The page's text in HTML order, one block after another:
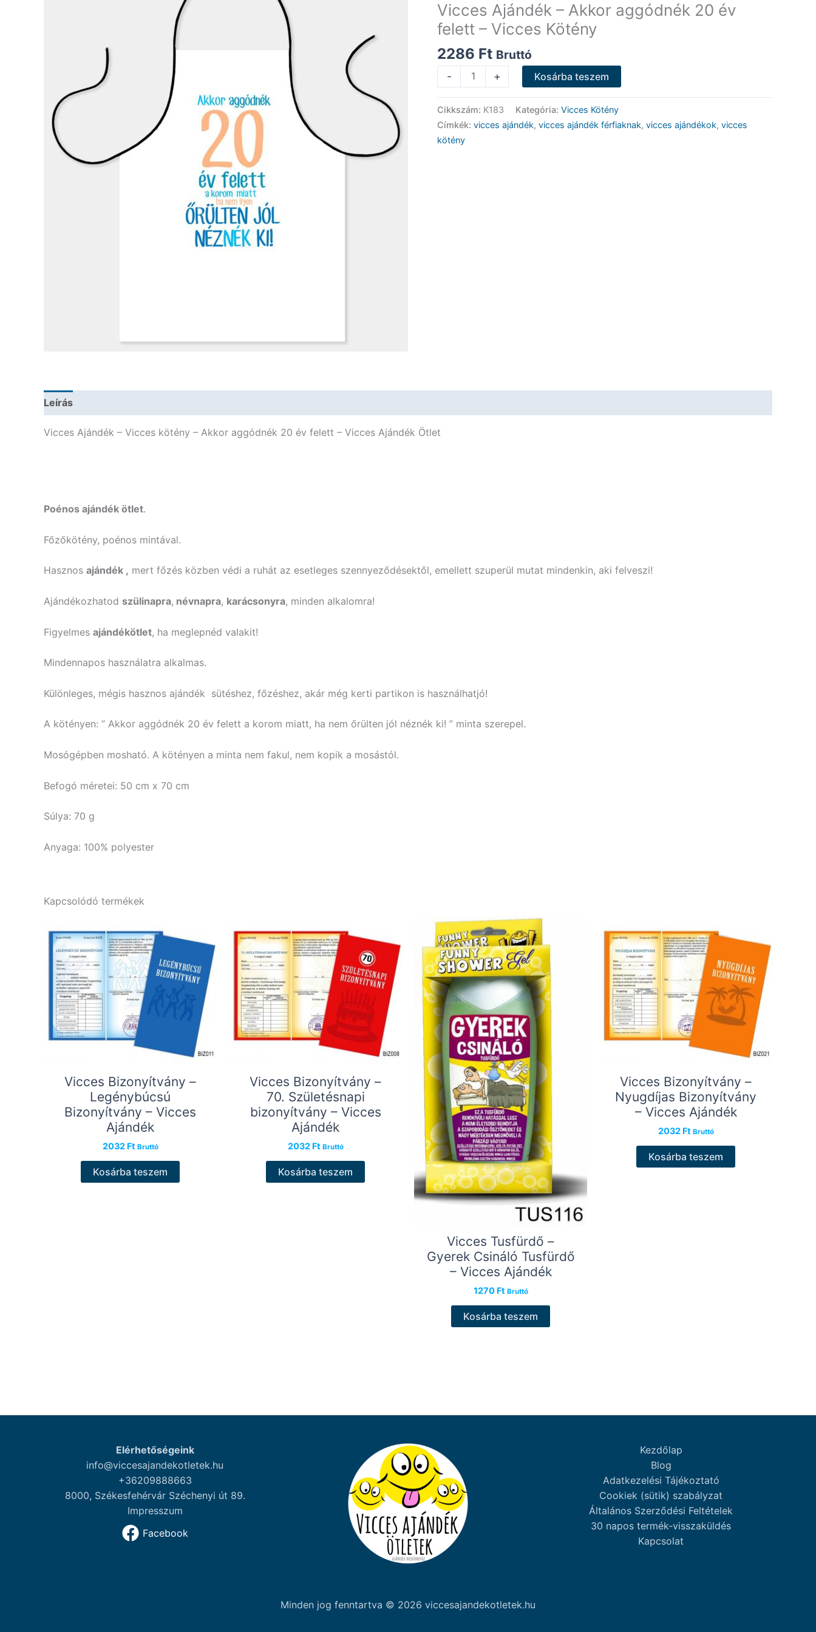
Vicces Ajándék – Akkor aggódnék 20 év
felett – Vicces Kötény
2286 Ft Bruttó
-
Ajándék
20
+ Kosárba teszem
Cikkszám: K183 Kategória: Vicces Kötény
Címkék: vicces ajándék, vicces ajándék férfiaknak, vicces ajándékok, vicces
kötény
Leírás
Vicces Ajándék – Vicces kötény – Akkor aggódnék 20 év felett – Vicces Ajándék Ötlet
Poénos ajándék ötlet.
Főzőkötény, poénos mintával.
Hasznos ajándék , mert főzés közben védi a ruhát az esetleges szennyeződésektől, emellett szuperül mutat mindenkin, aki felveszi!
Ajándékozhatod szülinapra, névnapra, karácsonyra, minden alkalomra!
Figyelmes ajándékötlet, ha meglepnéd valakit!
Mindennapos használatra alkalmas.
Különleges, mégis hasznos ajándék sütéshez, főzéshez, akár még kerti partikon is használhatjó!
A kötényen: ” Akkor aggódnék 20 év felett a korom miatt, ha nem őrülten jól néznék ki! ” minta szerepel.
Mosógépben mosható. A kötényen a minta nem fakul, nem kopik a mosástól.
Befogó méretei: 50 cm x 70 cm
Súlya: 70 g
Anyaga: 100% polyester
Kapcsolódó termékek
Vicces Bizonyítvány –
Legénybúcsú
Bizonyítvány – Vicces
Ajándék
2032 Ft Bruttó
Kosárba teszem
Vicces Bizonyítvány –
70. Születésnapi
bizonyítvány – Vicces
Ajándék
2032 Ft Bruttó
Kosárba teszem
Vicces Tusfürdő –
Gyerek Csináló Tusfürdő
– Vicces Ajándék
1270 Ft Bruttó
Kosárba teszem
Vicces Bizonyítvány –
Nyugdíjas Bizonyítvány
– Vicces Ajándék
2032 Ft Bruttó
Kosárba teszem
Elérhetőségeink
info@viccesajandekotletek.hu
+36209888663
8000, Székesfehérvár Széchenyi út 89.
Impresszum
Facebook
Kezdőlap
Blog
Adatkezelési Tájékoztató
Cookiek (sütik) szabályzat
Általános Szerződési Feltételek
30 napos termék-visszaküldés
Kapcsolat
Minden jog fenntartva © 2026 viccesajandekotletek.hu